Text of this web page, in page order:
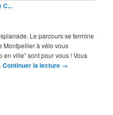
C...
Le parcours se termine
Montpellier à vélo vous
en ville” sont pour vous ! Vous
Continuer la lecture →